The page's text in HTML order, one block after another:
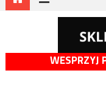
WESPRZYJ